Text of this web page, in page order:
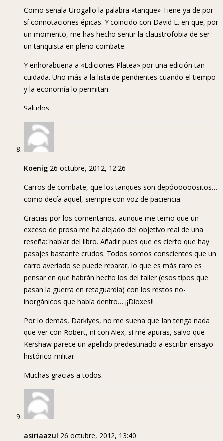
Como señala Urogallo la palabra «tanque» Tiene ya de por
sí connotaciones épicas. Y coincido con David L. en que, por
un momento, me has hecho sentir la claustrofobia de ser
un tanquista en pleno combate.
Y enhorabuena a «Ediciones Platea» por una edición tan
cuidada. Uno más a la lista de pendientes cuando el tiempo
y la economía lo permitan.
Saludos
Koenig 26 octubre, 2012, 12:26
Carros de combate, que los tanques son depóooooositos…
como decía aquel, siempre con voz de paciencia.
Gracias por los comentarios, aunque me temo que un
exceso de prosa me ha alejado del objetivo real de una
reseña: hablar del libro. Añadir pues que es cierto que hay
pasajes bastante crudos. Todos somos conscientes que un
carro averiado se puede reparar, lo que es más raro es
pensar en que habrán hecho los del taller (esos tipos que
pasan la guerra en retaguardia) con los restos no-
inorgánicos que había dentro… ¡¡Dioxes!!
Por lo demás, Darklyes, no me suena que Ian tenga nada
que ver con Robert, ni con Alex, si me apuras, salvo que
Kershaw parece un apellido predestinado a escribir ensayo
histórico-militar.
Muchas gracias a todos.
asiriaazul 26 octubre, 2012, 13:40